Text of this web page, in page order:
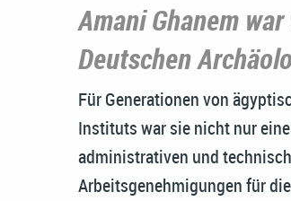
Amani Ghanem
Deutschen
Für Generationen von
Instituts war sie nicht nur
administrativen und
Arbeitsgenehmigungen für